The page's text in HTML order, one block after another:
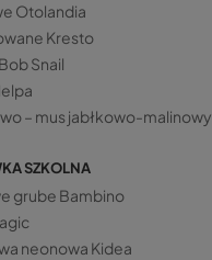
Otolandia
Kresto
Snail
– mus jabłkowo-malinowy
SZKOLNA
grube Bambino
neonowa Kidea